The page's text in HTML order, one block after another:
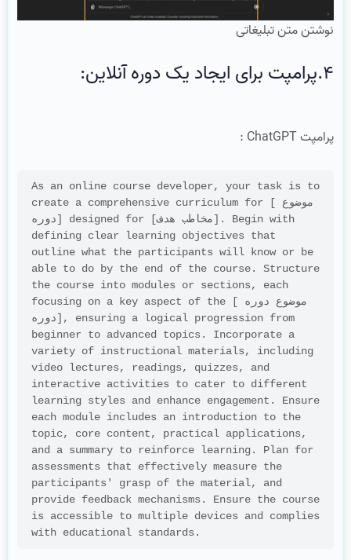
نوشتن متن تبلیغاتی
4.پرامپت برای ایجاد یک دوره آنلاین:
پرامپت ChatGPT :
As an online course developer, your task is to
create a comprehensive curriculum for [موضوع
دوره] designed for [مخاطب هدف]. Begin with
defining clear learning objectives that
outline what the participants will know or be
able to do by the end of the course. Structure
the course into modules or sections, each
focusing on a key aspect of the [موضوع دوره
دوره], ensuring a logical progression from
beginner to advanced topics. Incorporate a
variety of instructional materials, including
video lectures, readings, quizzes, and
interactive activities to cater to different
learning styles and enhance engagement. Ensure
each module includes an introduction to the
topic, core content, practical applications,
and a summary to reinforce learning. Plan for
assessments that effectively measure the
participants' grasp of the material, and
provide feedback mechanisms. Ensure the course
is accessible to multiple devices and complies
with educational standards.